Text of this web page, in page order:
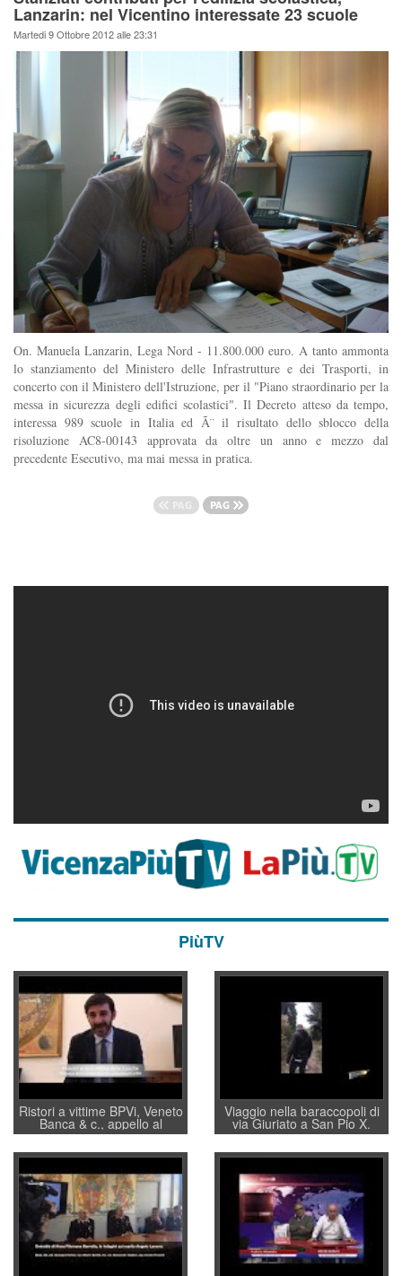
Lanzarin: nel Vicentino interessate 23 scuole
Martedi 9 Ottobre 2012 alle 23:31
On. Manuela Lanzarin, Lega Nord - 11.800.000 euro. A tanto ammonta
lo stanziamento del Ministero delle Infrastrutture e dei Trasporti, in
concerto con il Ministero dell'Istruzione, per il "Piano straordinario per la
messa in sicurezza degli edifici scolastici". Il Decreto atteso da tempo,
interessa 989 scuole in Italia ed Ã¨ il risultato dello sblocco della
risoluzione AC8-00143 approvata da oltre un anno e mezzo dal
precedente Esecutivo, ma mai messa in pratica.
PiùTV
Ristori a vittime BPVi, Veneto
Banca & c., appello al
sottosegretario Alessio
Villarosa: per mettere ordine
convochi con Di Maio CNCU
a supporto della cabina di
regia al Mef
Viaggio nella baraccopoli di
via Giuriato a San Pio X.
Vicenza ai Vicentini: “faremo
un regalo di Natale ai
residenti”